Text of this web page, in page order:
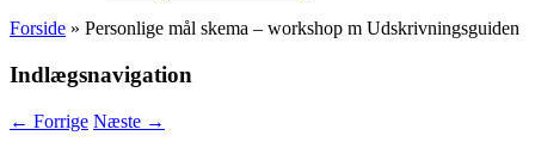
Forside » Personlige mål skema – workshop m Udskrivningsguiden
Indlægsnavigation
← Forrige Næste →